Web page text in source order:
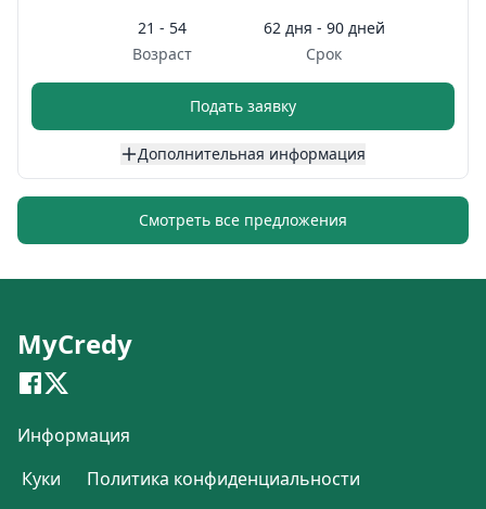
21 - 54
Возраст
62 дня - 90 дней
Срок
Подать заявку
Дополнительная информация
Смотреть все предложения
MyCredy
Информация
Куки
Политика конфиденциальности